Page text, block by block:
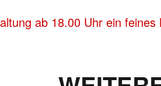
ab 18.00 Uhr ein